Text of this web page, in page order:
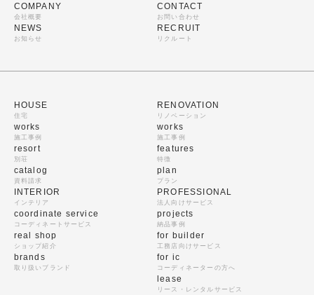
COMPANY
会社概要
NEWS
お知らせ
CONTACT
お問い合わせ
RECRUIT
リクルート
HOUSE
住宅
works
施工事例
resort
別荘
catalog
資料請求
RENOVATION
リノベーション
works
施工事例
features
特徴
plan
プラン
INTERIOR
インテリア
coordinate service
コーディネートサービス
real shop
ショップ紹介
brands
取り扱いブランド
PROFESSIONAL
法人向けサービス
projects
納品事例
for builder
工務店向けサービス
for ic
コーディネーターの方へ
lease
リース・レンタルサービス